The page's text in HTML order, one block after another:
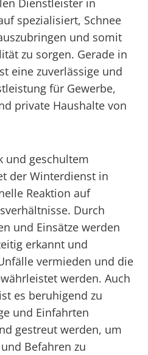
Dienstleister in
spezialisiert, Schnee
und somit
zu sorgen. Gerade in
eine zuverlässige und
für Gewerbe,
private Haushalte von
und geschultem
der Winterdienst in
Reaktion auf
Durch
und Einsätze werden
erkannt und
vermieden und die
werden. Auch
es beruhigend zu
und Einfahrten
gestreut werden, um
Befahren zu